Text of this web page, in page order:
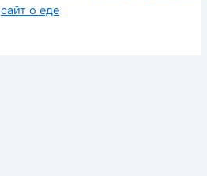
сайт о еде